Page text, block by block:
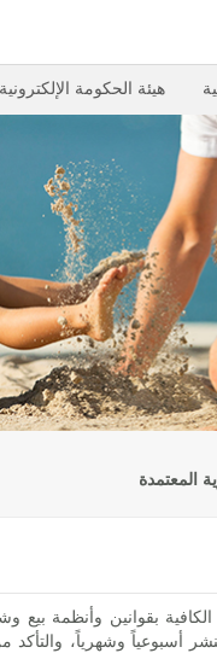
هيئة الحكومة الإلكترونية
المعتمدة
الكافية بقوانين وأنظمة
تنشر أسبوعياً وشهرياً،